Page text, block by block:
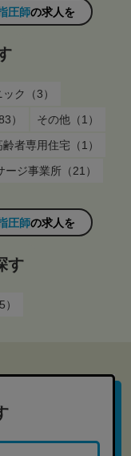
圧師の求人を
ク（3）
）
その他（1）
者専用住宅（1）
ージ事業所（21）
圧師の求人を
す